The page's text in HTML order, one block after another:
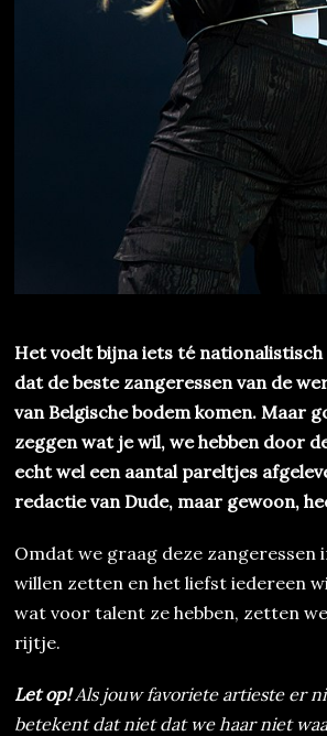
Het voelt bijna iets té nationalistisch
dat de beste zangeressen van de
van Belgische bodem komen. Maar
zeggen wat je wil, we hebben door
echt wel een aantal pareltjes
redactie van Dude, maar gewoon,
Omdat we graag deze zangeressen
willen zetten en het liefst iedereen
wat voor talent ze hebben, zetten
rijtje.
Let op!Als jouw favoriete artieste er
betekent dat niet dat we haar niet